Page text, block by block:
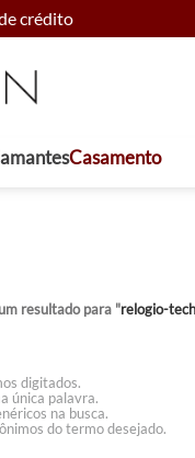
crédito
Casamento
resultado para "relogio-
digitados.
única palavra.
na busca.
do termo desejado.